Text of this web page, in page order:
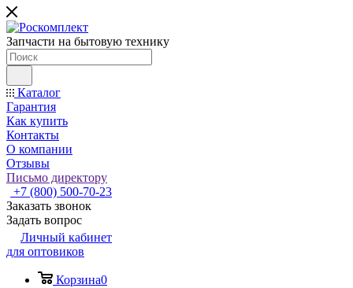
Запчасти на бытовую технику
Каталог
Гарантия
Как купить
Контакты
О компании
Отзывы
Письмо директору
+7 (800) 500-70-23
Заказать звонок
Задать вопрос
Личный кабинет
для оптовиков
Корзина0